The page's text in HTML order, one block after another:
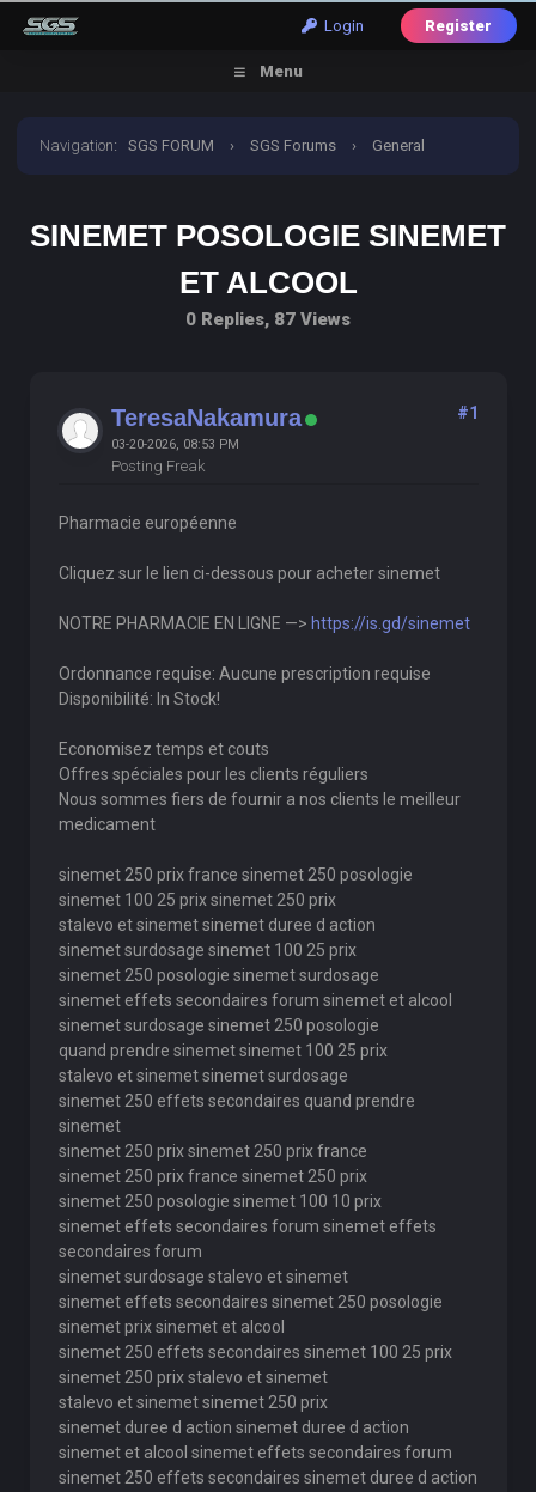
Login Register
Menu
Navigation:SGS FORUM › SGS Forums › General
SINEMET POSOLOGIE SINEMET
ET ALCOOL
0 Replies, 87 Views
TeresaNakamura
03-20-2026, 08:53 PM
Posting Freak
#1
Pharmacie européenne
Cliquez sur le lien ci-dessous pour acheter sinemet
NOTRE PHARMACIE EN LIGNE —> https://is.gd/sinemet
Ordonnance requise: Aucune prescription requise
Disponibilité: In Stock!
Economisez temps et couts
Offres spéciales pour les clients réguliers
Nous sommes fiers de fournir a nos clients le meilleur
medicament
sinemet 250 prix france sinemet 250 posologie
sinemet 100 25 prix sinemet 250 prix
stalevo et sinemet sinemet duree d action
sinemet surdosage sinemet 100 25 prix
sinemet 250 posologie sinemet surdosage
sinemet effets secondaires forum sinemet et alcool
sinemet surdosage sinemet 250 posologie
quand prendre sinemet sinemet 100 25 prix
stalevo et sinemet sinemet surdosage
sinemet 250 effets secondaires quand prendre
sinemet
sinemet 250 prix sinemet 250 prix france
sinemet 250 prix france sinemet 250 prix
sinemet 250 posologie sinemet 100 10 prix
sinemet effets secondaires forum sinemet effets
secondaires forum
sinemet surdosage stalevo et sinemet
sinemet effets secondaires sinemet 250 posologie
sinemet prix sinemet et alcool
sinemet 250 effets secondaires sinemet 100 25 prix
sinemet 250 prix stalevo et sinemet
stalevo et sinemet sinemet 250 prix
sinemet duree d action sinemet duree d action
sinemet et alcool sinemet effets secondaires forum
sinemet 250 effets secondaires sinemet duree d action